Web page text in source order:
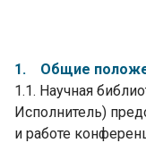
1. Общие
1.1. Научная
Исполнитель)
и работе